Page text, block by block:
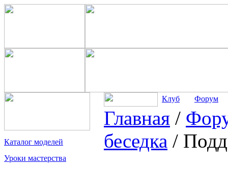
Каталог моделей
Уроки мастерства
Клуб Форум
Главная /
беседка /